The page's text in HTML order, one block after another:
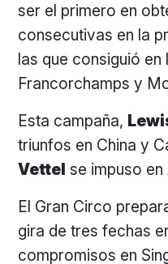
ser el primero en
consecutivas en la
las que consiguió
Francorchamps y
Esta campaña,
triunfos en China y
Vettel se impuso
El Gran Circo
gira de tres fechas
compromisos en